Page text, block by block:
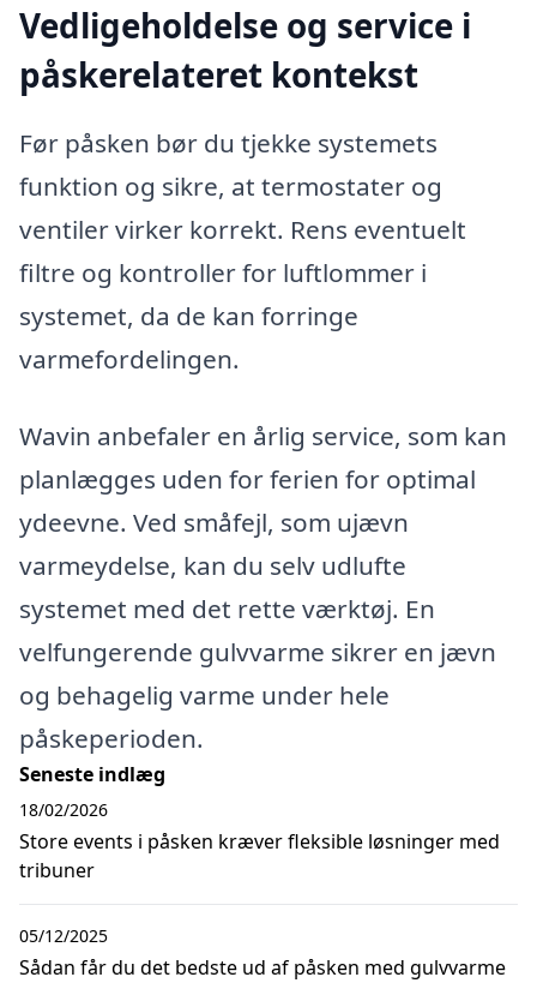
Vedligeholdelse og service i
påskerelateret kontekst
Før påsken bør du tjekke systemets
funktion og sikre, at termostater og
ventiler virker korrekt. Rens eventuelt
filtre og kontroller for luftlommer i
systemet, da de kan forringe
varmefordelingen.
Wavin anbefaler en årlig service, som kan
planlægges uden for ferien for optimal
ydeevne. Ved småfejl, som ujævn
varmeydelse, kan du selv udlufte
systemet med det rette værktøj. En
velfungerende gulvvarme sikrer en jævn
og behagelig varme under hele
påskeperioden.
Seneste indlæg
Store events i påsken kræver fleksible løsninger med
tribuner
18/02/2026
Sådan får du det bedste ud af påsken med gulvvarme
05/12/2025